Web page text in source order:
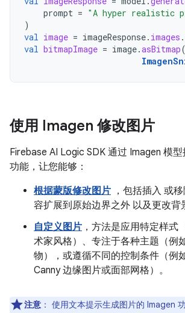
prompt = "A hyper realistic
)
val image = imageResponse. images .
val bitmapImage = image.asBitmap
使用 Imagen 修改图片
Firebase AI Logic SDK 通过 Imagen 模
功能，让您能够：
根据蒙版修改图片 ，包括插入 或
容扩展到原始边界之外 以及更改背
自定义图片 ，方法是应用特定样式
术家风格）、专注于各种主题（例
物），或遵循不同的控制条件（例
Canny 边缘图片或面部网格）。
注意 ： 使用文本提示生成图片的 Imagen